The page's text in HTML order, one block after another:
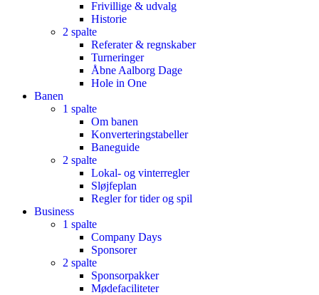
Frivillige & udvalg
Historie
2 spalte
Referater & regnskaber
Turneringer
Åbne Aalborg Dage
Hole in One
Banen
1 spalte
Om banen
Konverteringstabeller
Baneguide
2 spalte
Lokal- og vinterregler
Sløjfeplan
Regler for tider og spil
Business
1 spalte
Company Days
Sponsorer
2 spalte
Sponsorpakker
Mødefaciliteter